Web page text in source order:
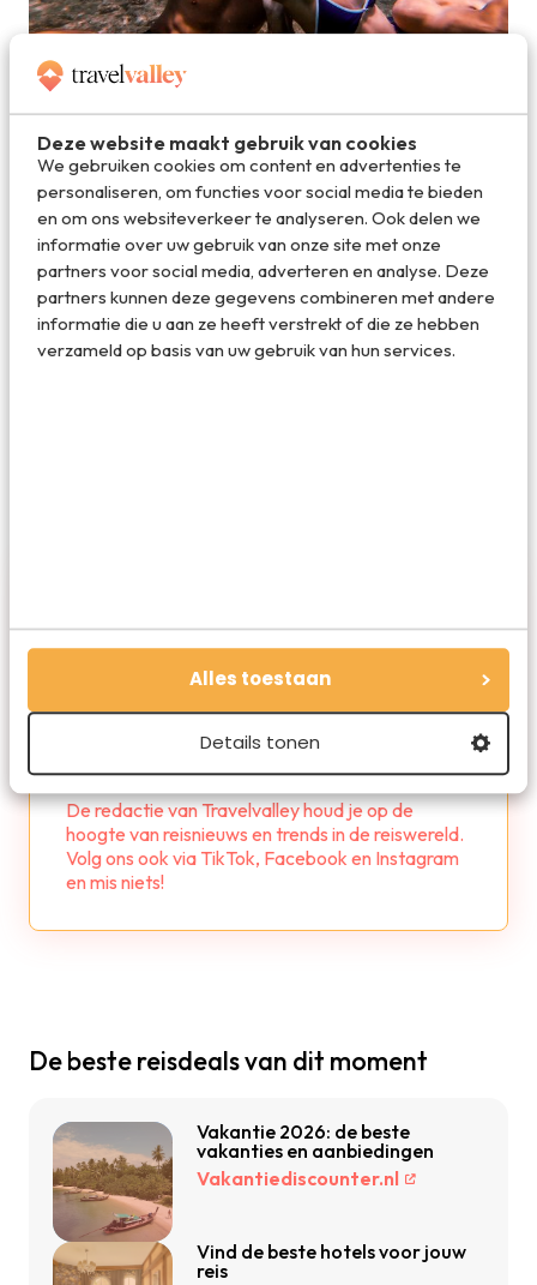
Deze website maakt gebruik van cookies
We gebruiken cookies om content en advertenties te
personaliseren, om functies voor social media te bieden
en om ons websiteverkeer te analyseren. Ook delen we
informatie over uw gebruik van onze site met onze
partners voor social media, adverteren en analyse. Deze
partners kunnen deze gegevens combineren met andere
informatie die u aan ze heeft verstrekt of die ze hebben
verzameld op basis van uw gebruik van hun services.
Alles toestaan
Details tonen
Deel dit artikel
Deel via E-mail
Redactie Travelvalley
De redactie van Travelvalley houd je op de
hoogte van reisnieuws en trends in de reiswereld.
Volg ons ook via TikTok, Facebook en Instagram
en mis niets!
De beste reisdeals van dit moment
Vakantie 2026: de beste
vakanties en aanbiedingen
Vakantiediscounter.nl
Vind de beste hotels voor jouw
reis